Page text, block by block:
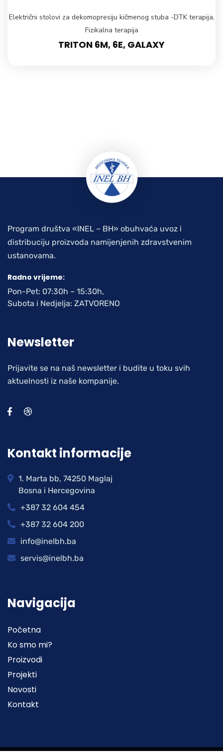
Električni stolovi za dekomopresiju kičmenog stuba -DTK terapija,
Fizikalna terapija
TRITON 6M, 6E, GALAXY
Program društva «INEL – BH» obuhvaća uvoz i
distribuciju proizvoda namijenjenih zdravstvenim
ustanovama.
Radno vrijeme:
Pon-Pet: 07:30h – 15:30h,
Subota i Nedjelja: ZATVORENO
Newsletter
Prijavite se na naš newsletter i budite u toku svih
aktuelnosti iz naše kompanije.
Kontakt informacije
1. Marta bb, 74250 Maglaj
Bosna i Hercegovina
+387 32 604 454
+387 32 604 200
info@inelbh.ba
servis@inelbh.ba
Navigacija
Početna
Ko smo mi?
Proizvodi
Projekti
Novosti
Kontakt